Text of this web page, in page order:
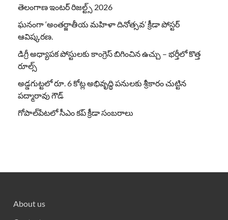
తెలంగాణ ఇంటర్ రిజల్ట్స్ 2026
ఘనంగా ‘అంతర్జాతీయ మహిళా దినోత్సవ’ క్రీడా పోస్టర్
ఆవిష్కరణ.
డిగ్రీ అధ్యాపక పోస్టులకు కాంగ్రెస్ బిగించిన ఉచ్చు – భర్తీలో కొత్త
రూల్స్
అడ్డగుట్టలో రూ. 6 కోట్ల అభివృద్ధి పనులకు శ్రీకారం చుట్టిన
పద్మారావు గౌడ్
గోపాల్‌పేటలో సీఎం కప్ క్రీడా సంబరాలు
About us